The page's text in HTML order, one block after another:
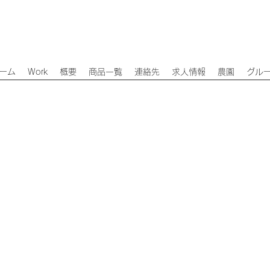
ム Work 概要 商品一覧 連絡先 求人情報 農園 グル